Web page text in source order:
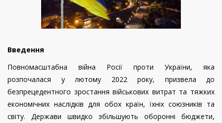
Введення
Повномасштабна війна Росії проти України, яка
розпочалася у лютому 2022 року, призвела до
безпрецедентного зростання військових витрат та тяжких
економічних наслідків для обох країн, їхніх союзників та
світу. Держави швидко збільшують оборонні бюджети,